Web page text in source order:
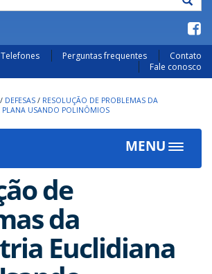
Telefones Perguntas frequentes
Contato
Fale conosco
/ DEFESAS / RESOLUÇÃO DE PROBLEMAS DA
PLANA USANDO POLINÔMIOS
MENU
Toggle
de
da
Euclidiana